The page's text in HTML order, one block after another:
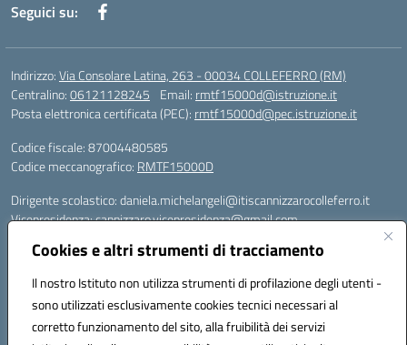
Cookies e altri strumenti di tracciamento
Il nostro Istituto non utilizza strumenti di profilazione degli utenti -
sono utilizzati esclusivamente cookies tecnici necessari al
corretto funzionamento del sito, alla fruibilità dei servizi
Seguici su:
Indirizzo:Via Consolare Latina, 263 - 00034 COLLEFERRO (RM)
Centralino:06121128245 Email: rmtf15000d@istruzione.it
Posta elettronica certificata (PEC): rmtf15000d@pec.istruzione.it
Codice fiscale: 87004480585
Codice meccanografico: RMTF15000D
Dirigente scolastico: daniela.michelangeli@itiscannizzarocolleferro.it
Vicepresidenza: cannizzaro.vicepresidenza@gmail.com
Supporto piattaforme DDI (creazione account e rigenerazione credenziali)
supporto_gsuite@itiscannizzarocolleferro.it
Microsoft Office 365 (Teams):